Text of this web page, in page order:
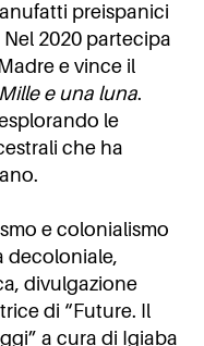
preispanici
2020 partecipa
e vince il
Mille e una luna.
le
che ha
e colonialismo
decoloniale,
divulgazione
di “Future. Il
a cura di Igiaba